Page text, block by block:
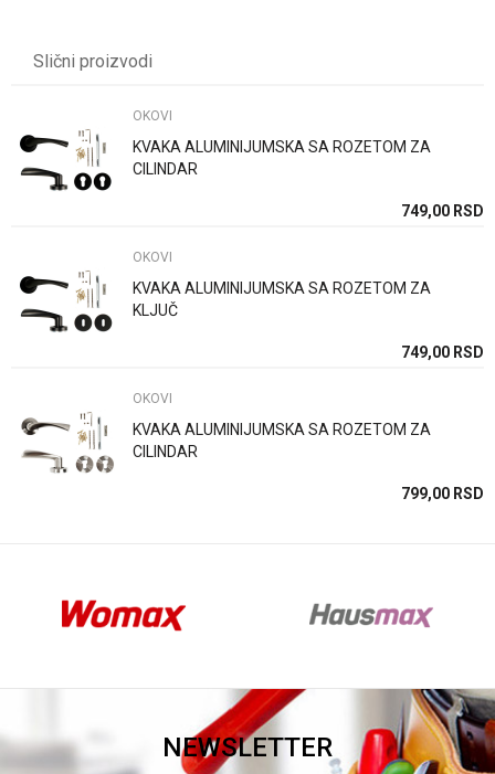
Poruka
Anti-spam zaštita - izračunajte koliko je 2 + 3 :
POŠALJI
Slični proizvodi
OKOVI
KVAKA ALUMINIJUMSKA SA ROZETOM ZA
CILINDAR
749,00 RSD
OKOVI
KVAKA ALUMINIJUMSKA SA ROZETOM ZA
KLJUČ
749,00 RSD
OKOVI
KVAKA ALUMINIJUMSKA SA ROZETOM ZA
CILINDAR
799,00 RSD
NEWSLETTER